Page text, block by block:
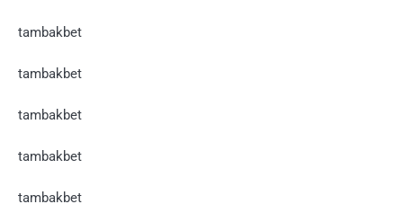
tambakbet
tambakbet
tambakbet
tambakbet
tambakbet